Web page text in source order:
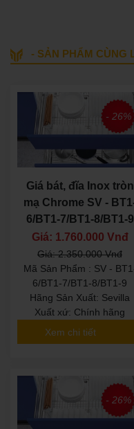
- SẢN PHẨM CÙNG
- 26%
Giá bát, đĩa Inox tròn
mạ Chrome SV -
6/BT1-7/BT1-8/BT1-9
Giá: 1.760.000 Vnđ
Giá: 2.350.000 Vnđ
Mã Sản Phẩm : SV -
6/BT1-7/BT1-8/BT1-9
Hãng Sản Xuất: Sevilla
Xuất xứ: Chính hãng
Xem chi tiết
- 26%